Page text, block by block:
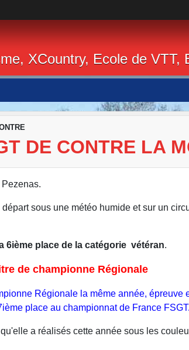
XCountry, Ecole de VTT,
DE CONTRE LA
sous une météo humide et sur un
6ième place de la catégorie vétéran.
de championne Régionale
Régionale la même année, épreuve
place au championnat de France FSGT.
a réalisés cette année sous les